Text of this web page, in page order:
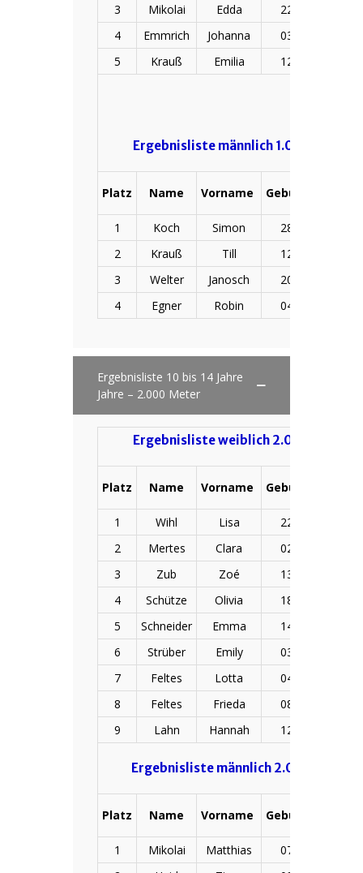
3
Mikolai Edda 22.04.2011
4
Emmrich Johanna 03.08.2013
5
Krauß Emilia 12.05.2012
Ergebnisliste männlich 1.000 m
Platz Name Vorname Geburtsdatum
1 Koch Simon 28.07.2011
2
Krauß Till 12.05.2012
3
Welter Janosch 20.03.2013
4
Egner Robin 04.08.2012
Ergebnisliste 10 bis 14 Jahre
Jahre – 2.000 Meter
Ergebnisliste weiblich 2.000 m
Platz Name Vorname Geburtsdatum
1 Wihl Lisa 22.04.2009
2
Mertes Clara 02.05.2010
3
Zub Zoé 13.10.2010
4
Schütze Olivia 18.12.2008
5
Schneider Emma 14.06.2010
6
Strüber Emily 03.04.2008
7
Feltes Lotta 04.09.2009
8
Feltes Frieda 08.10.2010
9
Lahn Hannah 12.11.2010
Ergebnisliste männlich 2.000 m
Platz Name Vorname Geburtsdatum
1 Mikolai Matthias 07.12.2006